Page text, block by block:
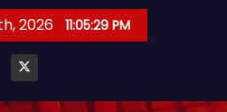
2026 11:05:31 PM